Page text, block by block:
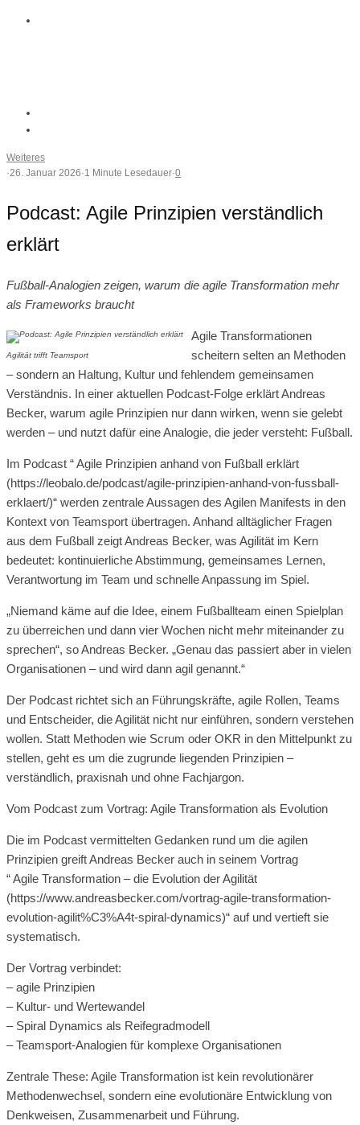
Weiteres
·26. Januar 2026·1 Minute Lesedauer·0
Podcast: Agile Prinzipien verständlich
erklärt
Fußball-Analogien zeigen, warum die agile Transformation mehr
als Frameworks braucht
Agilität trifft Teamsport
Agile Transformationen
scheitern selten an Methoden
– sondern an Haltung, Kultur und fehlendem gemeinsamen
Verständnis. In einer aktuellen Podcast-Folge erklärt Andreas
Becker, warum agile Prinzipien nur dann wirken, wenn sie gelebt
werden – und nutzt dafür eine Analogie, die jeder versteht: Fußball.
Im Podcast “ Agile Prinzipien anhand von Fußball erklärt
(https://leobalo.de/podcast/agile-prinzipien-anhand-von-fussball-
erklaert/)“ werden zentrale Aussagen des Agilen Manifests in den
Kontext von Teamsport übertragen. Anhand alltäglicher Fragen
aus dem Fußball zeigt Andreas Becker, was Agilität im Kern
bedeutet: kontinuierliche Abstimmung, gemeinsames Lernen,
Verantwortung im Team und schnelle Anpassung im Spiel.
„Niemand käme auf die Idee, einem Fußballteam einen Spielplan
zu überreichen und dann vier Wochen nicht mehr miteinander zu
sprechen“, so Andreas Becker. „Genau das passiert aber in vielen
Organisationen – und wird dann agil genannt.“
Der Podcast richtet sich an Führungskräfte, agile Rollen, Teams
und Entscheider, die Agilität nicht nur einführen, sondern verstehen
wollen. Statt Methoden wie Scrum oder OKR in den Mittelpunkt zu
stellen, geht es um die zugrunde liegenden Prinzipien –
verständlich, praxisnah und ohne Fachjargon.
Vom Podcast zum Vortrag: Agile Transformation als Evolution
Die im Podcast vermittelten Gedanken rund um die agilen
Prinzipien greift Andreas Becker auch in seinem Vortrag
“ Agile Transformation – die Evolution der Agilität
(https://www.andreasbecker.com/vortrag-agile-transformation-
evolution-agilit%C3%A4t-spiral-dynamics)“ auf und vertieft sie
systematisch.
Der Vortrag verbindet:
– agile Prinzipien
– Kultur- und Wertewandel
– Spiral Dynamics als Reifegradmodell
– Teamsport-Analogien für komplexe Organisationen
Zentrale These: Agile Transformation ist kein revolutionärer
Methodenwechsel, sondern eine evolutionäre Entwicklung von
Denkweisen, Zusammenarbeit und Führung.